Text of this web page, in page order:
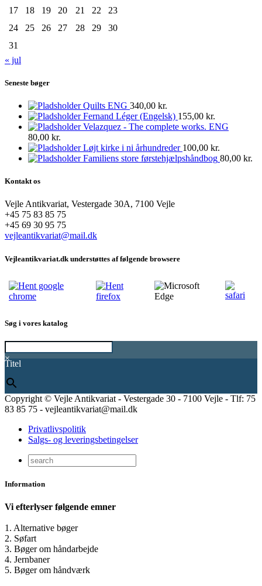
17
18 19 20 21 22
23
24
25 26 27 28 29
30
31
« jul
Seneste bøger
Quilts ENG 340,00 kr.
Fernand Léger (Engelsk) 155,00 kr.
Velazquez - The complete works. ENG
80,00 kr.
Løjt kirke i ni århundreder 100,00 kr.
Familiens store førstehjælpshåndbog 80,00 kr.
Kontakt os
Vejle Antikvariat, Vestergade 30A, 7100 Vejle
+45 75 83 85 75
+45 69 30 95 75
vejleantikvariat@mail.dk
Vejleantikvariat.dk understøttes af følgende browsere
Søg i vores katalog
×
Titel
Copyright © Vejle Antikvariat - Vestergade 30 - 7100 Vejle - Tlf: 75
83 85 75 - vejleantikvariat@mail.dk
Privatlivspolitik
Salgs- og leveringsbetingelser
Information
Vi efterlyser følgende emner
1. Alternative bøger
2. Søfart
3. Bøger om håndarbejde
4. Jernbaner
5. Bøger om håndværk